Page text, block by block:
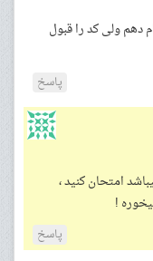
دهم ولی کد را قبول
پاسخ
۱۰۰.۰۰۰ تومان میباشد امتحان کنید ،
پاسخ